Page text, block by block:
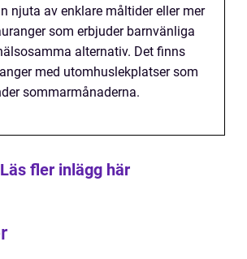
njuta av enklare måltider eller mer
som erbjuder barnvänliga
alternativ. Det finns
med utomhuslekplatser som
sommarmånaderna.
Läs fler inlägg här